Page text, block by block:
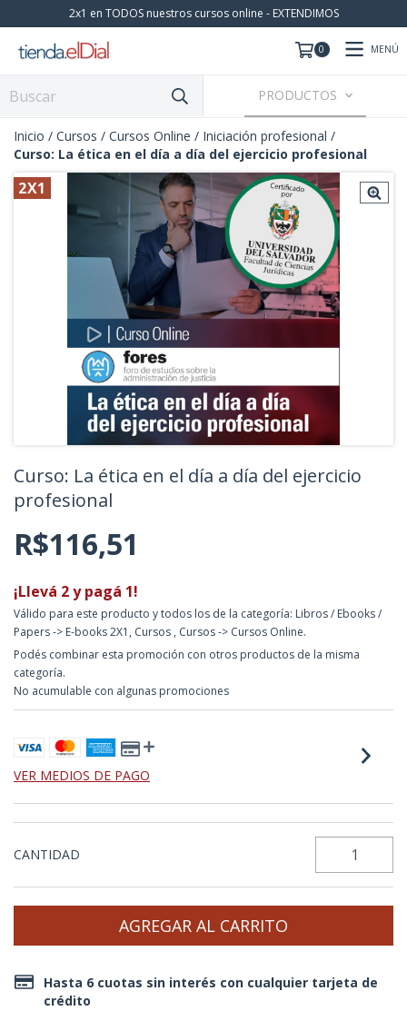
2x1 en TODOS nuestros cursos online - EXTENDIMOS
0 MENÚ
PRODUCTOS
Inicio / Cursos / Cursos Online / Iniciación profesional /
Curso: La ética en el día a día del ejercicio profesional
2X1
Curso: La ética en el día a día del ejercicio
profesional
R$116,51
¡Llevá 2 y pagá 1!
Válido para este producto y todos los de la categoría: Libros / Ebooks /
Papers -> E-books 2X1, Cursos , Cursos -> Cursos Online.
Podés combinar esta promoción con otros productos de la misma
categoría.
No acumulable con algunas promociones
VER MEDIOS DE PAGO
CANTIDAD
Hasta 6 cuotas sin interés con cualquier tarjeta de
crédito